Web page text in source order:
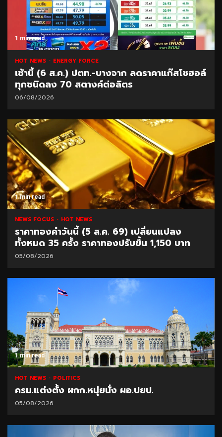
1 min read
HOT NEWS ENERGY FORCE
เช้านี้ (6 ส.ค.) ปตท.-บางจาก ลดราคาแก๊สโซฮอล์
ทุกชนิดลง 70 สตางค์ต่อลิตร
06/08/2026
1 min read
NEWS FOCUS HOT NEWS
ราคาทองคำวันนี้ (5 ส.ค. 69) เปลี่ยนแปลง
ทั้งหมด 35 ครั้ง ราคาทองปรับขึ้น 1,150 บาท
05/08/2026
1 min read
HOT NEWS POLITICS
ครม.แต่งตั้ง ผกก.หนุ่ยนั่ง ผอ.ปยป.
05/08/2026